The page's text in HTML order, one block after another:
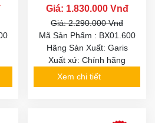
Giá: 1.830.000 Vnđ
Giá: 2.290.000 Vnđ
Mã Sản Phẩm : BX01.600
Hãng Sản Xuất: Garis
Xuất xứ: Chính hãng
Xem chi tiết